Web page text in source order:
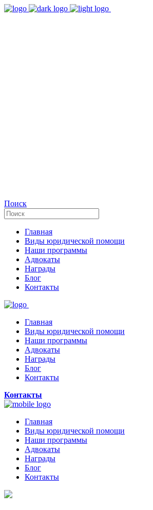
Поиск
Главная
Виды юридической помощи
Наши программы
Адвокаты
Награды
Блог
Контакты
Главная
Виды юридической помощи
Наши программы
Адвокаты
Награды
Блог
Контакты
Контакты
Главная
Виды юридической помощи
Наши программы
Адвокаты
Награды
Блог
Контакты